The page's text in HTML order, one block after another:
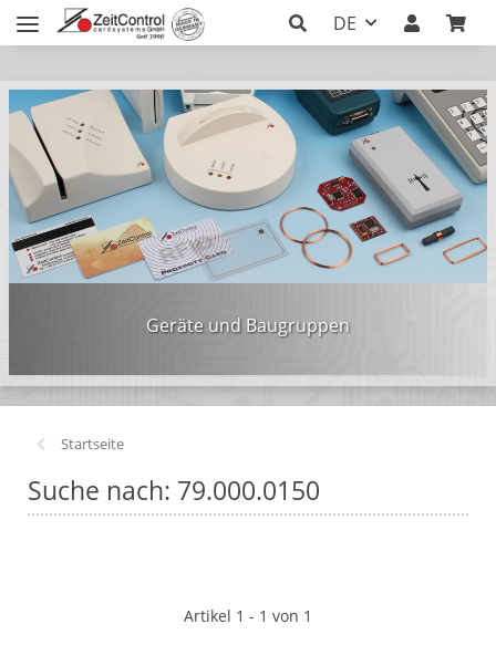
DE
Geräte und Baugruppen
Startseite
Suche nach: 79.000.0150
Artikel 1 - 1 von 1